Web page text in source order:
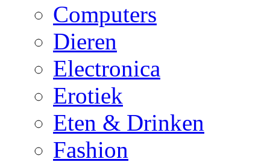
Computers
Dieren
Electronica
Erotiek
Eten & Drinken
Fashion